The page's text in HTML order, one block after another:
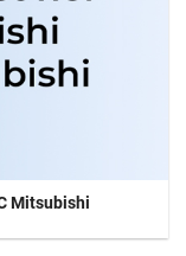
Mitsubishi